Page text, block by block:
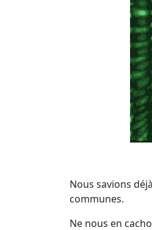
Nous savions
communes.
Ne nous en